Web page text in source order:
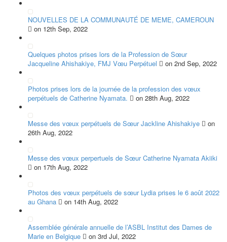
NOUVELLES DE LA COMMUNAUTÉ DE MEME, CAMEROUN
on 12th Sep, 2022
Quelques photos prises lors de la Profession de Sœur
Jacqueline Ahishakiye, FMJ Vœu Perpétuel
on 2nd Sep, 2022
Photos prises lors de la journée de la profession des vœux
perpétuels de Catherine Nyamata.
on 28th Aug, 2022
Messe des vœux perpétuels de Sœur Jackline Ahishakiye
on
26th Aug, 2022
Messe des vœux perpertuels de Sœur Catherine Nyamata Akiiki
on 17th Aug, 2022
Photos des vœux perpétuels de sœur Lydia prises le 6 août 2022
au Ghana
on 14th Aug, 2022
Assemblée générale annuelle de l’ASBL Institut des Dames de
Marie en Belgique
on 3rd Jul, 2022